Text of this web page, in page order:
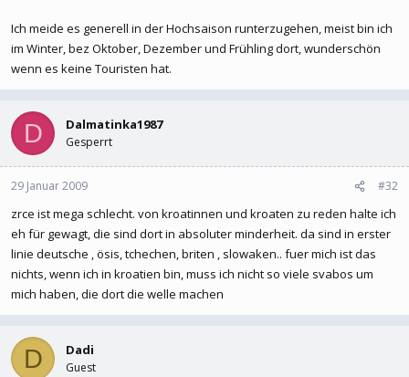
Ich meide es generell in der Hochsaison runterzugehen, meist bin ich
im Winter, bez Oktober, Dezember und Frühling dort, wunderschön
wenn es keine Touristen hat.
D Dalmatinka1987
Gesperrt
29 Januar 2009 #32
zrce ist mega schlecht. von kroatinnen und kroaten zu reden halte ich
eh für gewagt, die sind dort in absoluter minderheit. da sind in erster
linie deutsche , ösis, tchechen, briten , slowaken.. fuer mich ist das
nichts, wenn ich in kroatien bin, muss ich nicht so viele svabos um
mich haben, die dort die welle machen
D Dadi
Guest